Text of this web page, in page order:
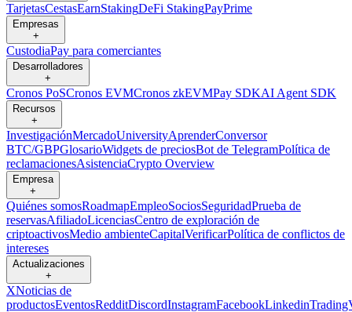
TarjetasCestasEarnStakingDeFi StakingPayPrime
Empresas
+
CustodiaPay para comerciantes
Desarrolladores
+
Cronos PoSCronos EVMCronos zkEVMPay SDKAI Agent SDK
Recursos
+
InvestigaciónMercadoUniversityAprenderConversor
BTC/GBPGlosarioWidgets de preciosBot de TelegramPolítica de
reclamacionesAsistenciaCrypto Overview
Empresa
+
Quiénes somosRoadmapEmpleoSociosSeguridadPrueba de
reservasAfiliadoLicenciasCentro de exploración de
criptoactivosMedio ambienteCapitalVerificarPolítica de conflictos de
intereses
Actualizaciones
+
XNoticias de
productosEventosRedditDiscordInstagramFacebookLinkedin